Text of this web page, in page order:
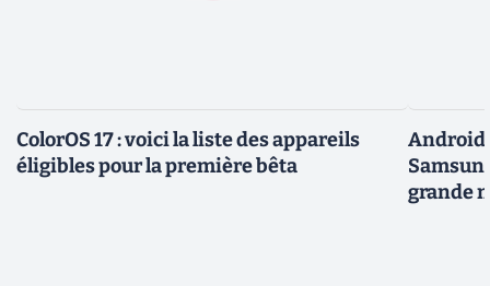
ColorOS 17 : voici la liste des appareils
éligibles pour la première bêta
Android
grande